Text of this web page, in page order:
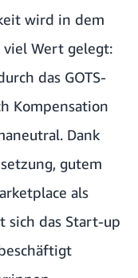
wird in dem
Wert gelegt:
das GOTS-
Kompensation
Dank
gutem
als
sich das Start-up